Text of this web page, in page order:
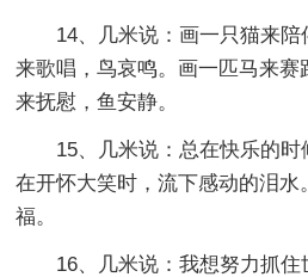
14、几米说：画一只猫来陪
来歌唱，鸟哀鸣。画一匹马来赛
来抚慰，鱼安静。
15、几米说：总在快乐的时
在开怀大笑时，流下感动的泪
福。
16、几米说：我想努力抓住